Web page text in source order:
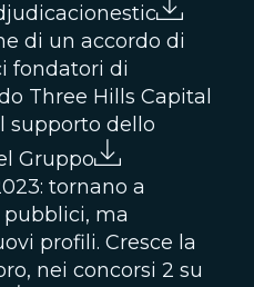
di un accordo di
fondatori di
Three Hills Capital
supporto dello
Gruppo
tornano a
ma
profili. Cresce la
nei concorsi 2 su